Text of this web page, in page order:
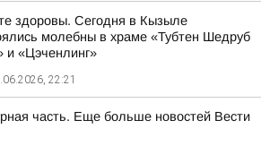
здоровы. Сегодня в Кызыле
молебны в храме «Тубтен Шедруб
и «Цэченлинг»
22:21
часть. Еще больше новостей Вести